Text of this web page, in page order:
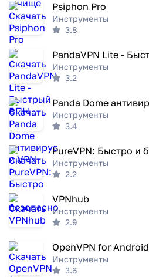
Psiphon Pro
Инструменты
3.8
Инструменты
3.2
Инструменты
3.4
Инструменты
2.2
VPNhub
Инструменты
2.9
OpenVPN for Android
Инструменты
3.6